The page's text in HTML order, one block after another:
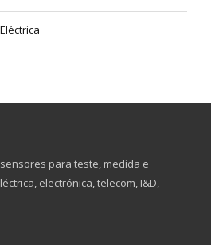
para teste, medida e
electrónica, telecom, I&D,